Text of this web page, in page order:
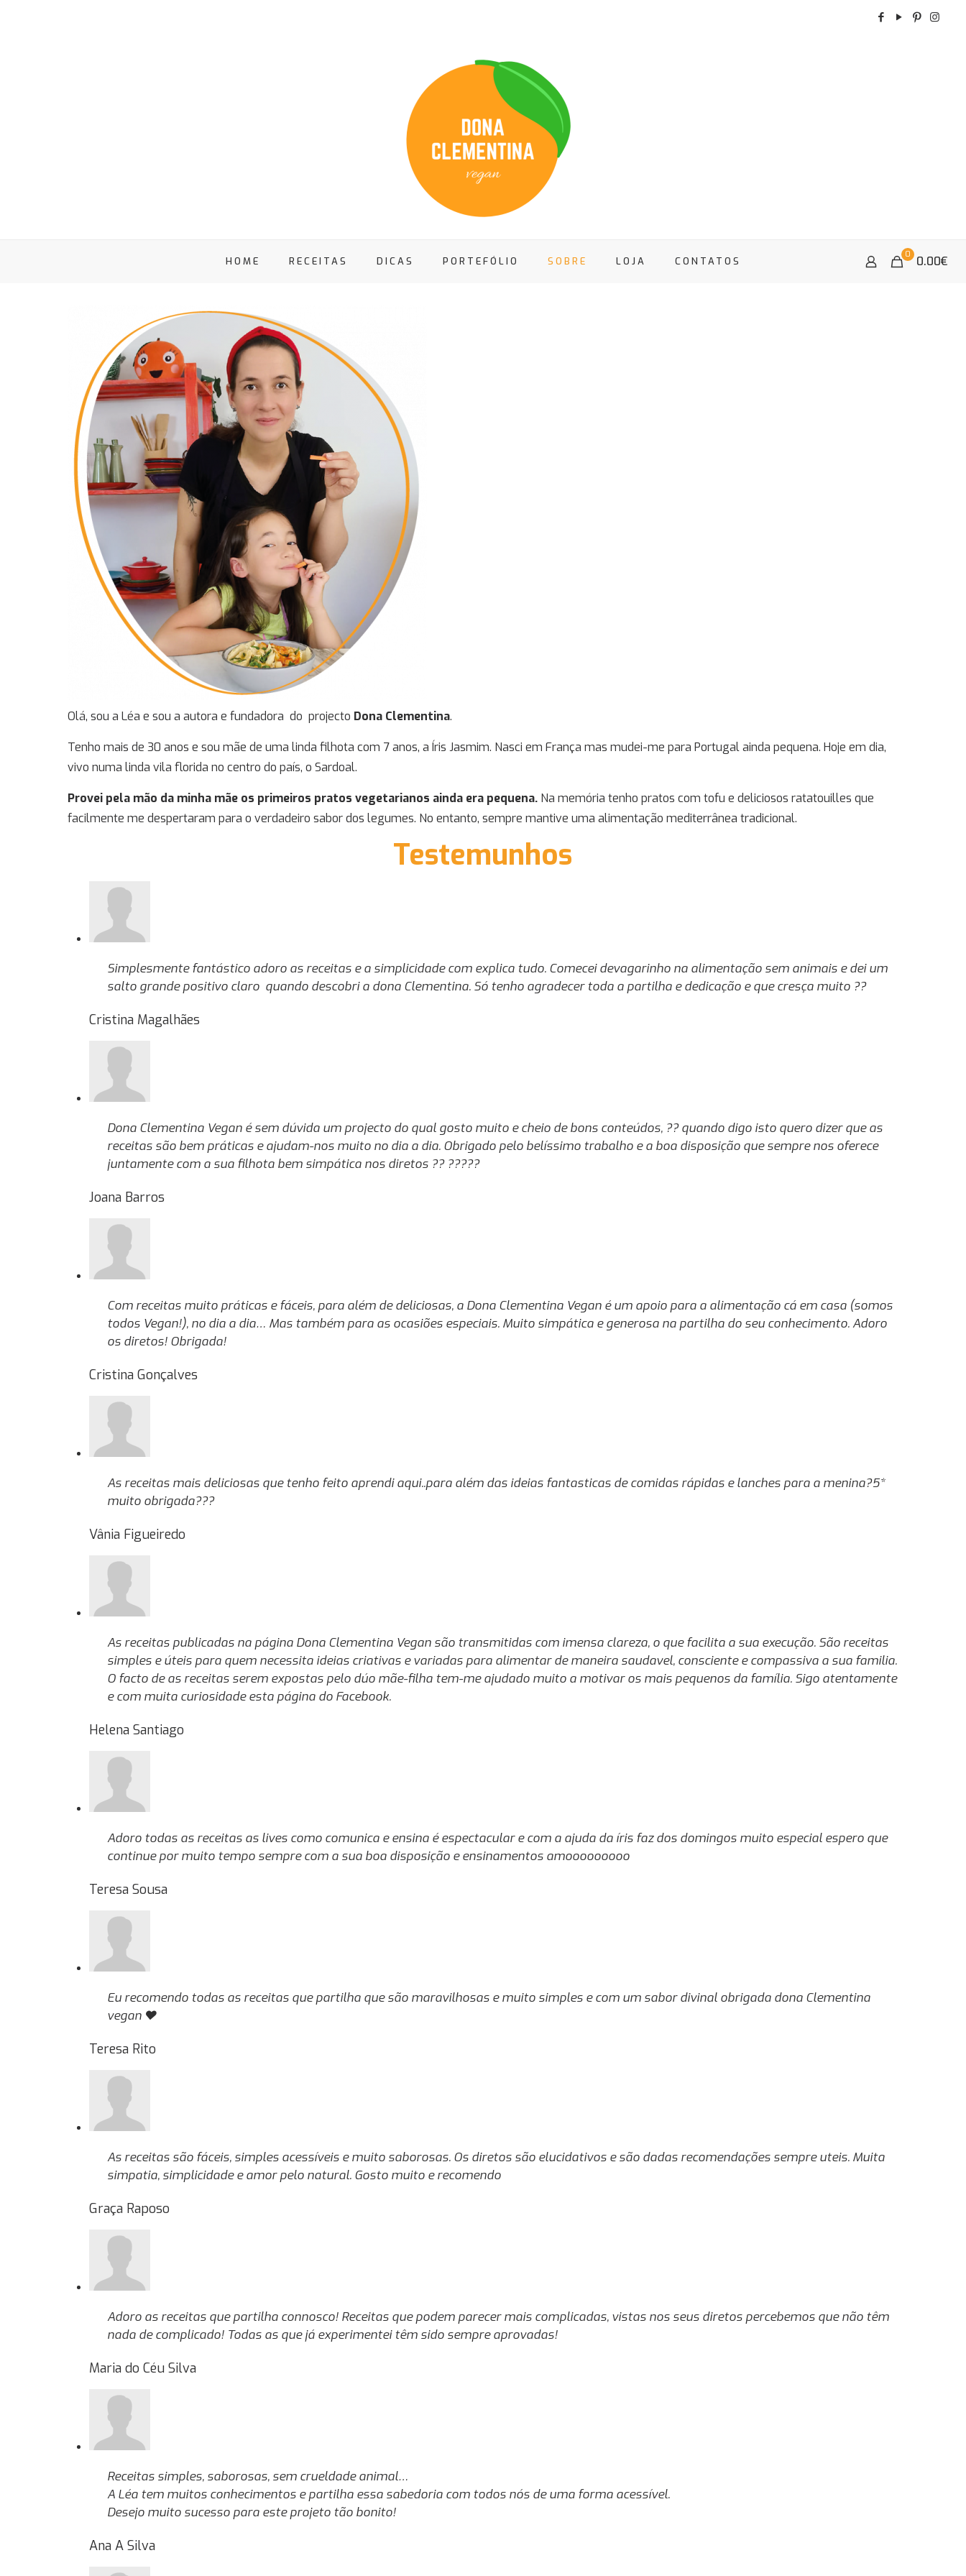
HOME RECEITAS DICAS PORTEFÓLIO SOBRE LOJA CONTATOS
0 0.00€
Olá, sou a Léa e sou a autora e fundadora do projecto Dona Clementina.
Tenho mais de 30 anos e sou mãe de uma linda filhota com 7 anos, a Íris Jasmim. Nasci em França mas mudei-me para Portugal ainda pequena. Hoje em dia,
vivo numa linda vila florida no centro do país, o Sardoal.
Provei pela mão da minha mãe os primeiros pratos vegetarianos ainda era pequena.Na memória tenho pratos com tofu e deliciosos ratatouilles que
facilmente me despertaram para o verdadeiro sabor dos legumes. No entanto, sempre mantive uma alimentação mediterrânea tradicional.
Testemunhos
Simplesmente fantástico adoro as receitas e a simplicidade com explica tudo. Comecei devagarinho na alimentação sem animais e dei um
salto grande positivo claro quando descobri a dona Clementina. Só tenho agradecer toda a partilha e dedicação e que cresça muito ??
Cristina Magalhães
Dona Clementina Vegan é sem dúvida um projecto do qual gosto muito e cheio de bons conteúdos, ?? quando digo isto quero dizer que as
receitas são bem práticas e ajudam-nos muito no dia a dia. Obrigado pelo belíssimo trabalho e a boa disposição que sempre nos oferece
juntamente com a sua filhota bem simpática nos diretos ?? ?????
Joana Barros
Com receitas muito práticas e fáceis, para além de deliciosas, a Dona Clementina Vegan é um apoio para a alimentação cá em casa (somos
todos Vegan!), no dia a dia… Mas também para as ocasiões especiais. Muito simpática e generosa na partilha do seu conhecimento. Adoro
os diretos! Obrigada!
Cristina Gonçalves
As receitas mais deliciosas que tenho feito aprendi aqui..para além das ideias fantasticas de comidas rápidas e lanches para a menina?5*
muito obrigada???
Vânia Figueiredo
As receitas publicadas na página Dona Clementina Vegan são transmitidas com imensa clareza, o que facilita a sua execução. São receitas
simples e úteis para quem necessita ideias criativas e variadas para alimentar de maneira saudavel, consciente e compassiva a sua familia.
O facto de as receitas serem expostas pelo dúo mãe-filha tem-me ajudado muito a motivar os mais pequenos da família. Sigo atentamente
e com muita curiosidade esta página do Facebook.
Helena Santiago
Adoro todas as receitas as lives como comunica e ensina é espectacular e com a ajuda da íris faz dos domingos muito especial espero que
continue por muito tempo sempre com a sua boa disposição e ensinamentos amooooooooo
Teresa Sousa
Eu recomendo todas as receitas que partilha que são maravilhosas e muito simples e com um sabor divinal obrigada dona Clementina
vegan ♥️
Teresa Rito
As receitas são fáceis, simples acessíveis e muito saborosas. Os diretos são elucidativos e são dadas recomendações sempre uteis. Muita
simpatia, simplicidade e amor pelo natural. Gosto muito e recomendo
Graça Raposo
Adoro as receitas que partilha connosco! Receitas que podem parecer mais complicadas, vistas nos seus diretos percebemos que não têm
nada de complicado! Todas as que já experimentei têm sido sempre aprovadas!
Maria do Céu Silva
Receitas simples, saborosas, sem crueldade animal…
A Léa tem muitos conhecimentos e partilha essa sabedoria com todos nós de uma forma acessível.
Desejo muito sucesso para este projeto tão bonito!
Ana A Silva